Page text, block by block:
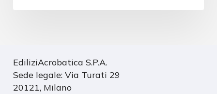
EdiliziAcrobatica S.P.A.
Sede legale: Via Turati 29
20121, Milano